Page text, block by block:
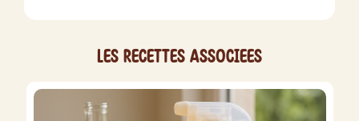
Les recettes associees